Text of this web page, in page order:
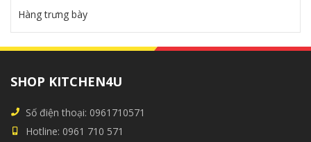
Hàng trưng bày
SHOP KITCHEN4U
Số điện thoại: 0961710571
Hotline: 0961 710 571